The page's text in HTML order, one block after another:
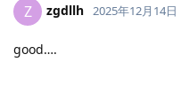
Z zgdllh 2025年12月14日
good….